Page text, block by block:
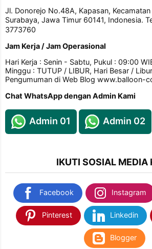
Jl. Donorejo No.48A, Kapasan,
Surabaya, Jawa Timur 60141, Indonesia.
3773760
Jam Kerja / Jam Operasional
Hari Kerja : Senin - Sabtu, Pukul : 09:00
Minggu : TUTUP / LIBUR, Hari Besar /
Pengumuman di Web Blog www.balloon-
Chat WhatsApp dengan Admin Kami
Admin 01 Admin 02
IKUTI SOSIAL MEDIA
Facebook Instagram
Pinterest Linkedin
Blogger